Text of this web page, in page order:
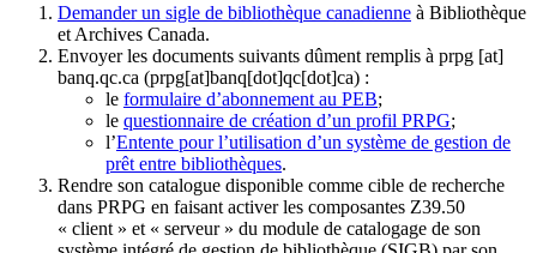
Demander un sigle de bibliothèque canadienne à Bibliothèque
et Archives Canada.
Envoyer les documents suivants dûment remplis à prpg [at]
banq.qc.ca (prpg[at]banq[dot]qc[dot]ca) :
le formulaire d’abonnement au PEB;
le questionnaire de création d’un profil PRPG;
l’Entente pour l’utilisation d’un système de gestion de
prêt entre bibliothèques.
Rendre son catalogue disponible comme cible de recherche
dans PRPG en faisant activer les composantes Z39.50
« client » et « serveur » du module de catalogage de son